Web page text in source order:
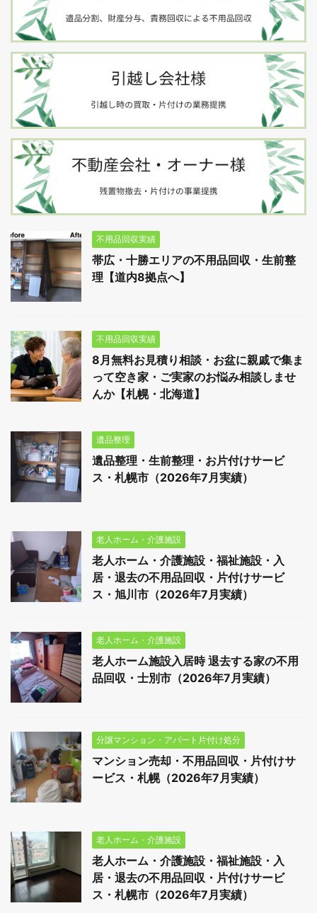
不用品回収実績
帯広・十勝エリアの不用品回収・生前整
理【道内8拠点へ】
不用品回収実績
8月無料お見積り相談・お盆に親戚で集ま
って空き家・ご実家のお悩み相談しませ
んか【札幌・北海道】
遺品整理
遺品整理・生前整理・お片付けサービ
ス・札幌市（2026年7月実績）
老人ホーム・介護施設
老人ホーム・介護施設・福祉施設・入
居・退去の不用品回収・片付けサービ
ス・旭川市（2026年7月実績）
老人ホーム・介護施設
老人ホーム施設入居時 退去する家の不用
品回収・士別市（2026年7月実績）
分譲マンション・アパート片付け処分
マンション売却・不用品回収・片付けサ
ービス・札幌（2026年7月実績）
老人ホーム・介護施設
老人ホーム・介護施設・福祉施設・入
居・退去の不用品回収・片付けサービ
ス・札幌市（2026年7月実績）